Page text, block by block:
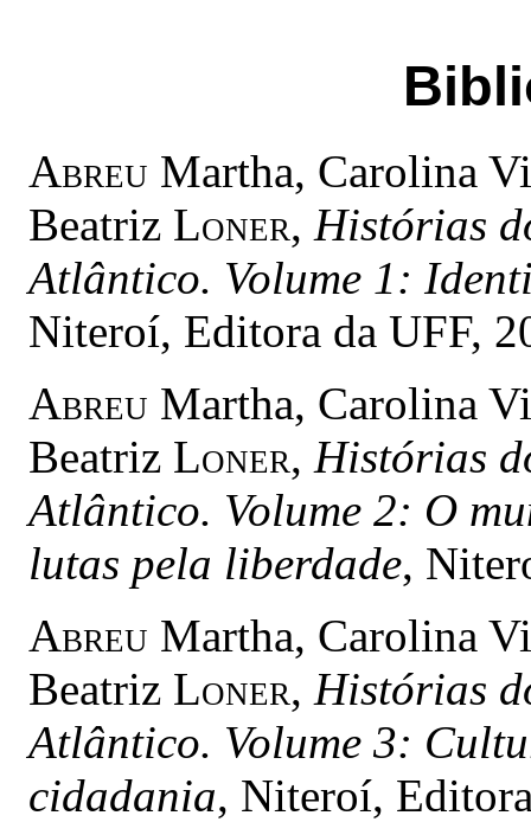
Abreu Martha, Carolina
Beatriz Loner, Histórias
Atlântico. Volume 1:
Niteroí, Editora da UFF,
Abreu Martha, Carolina
Beatriz Loner, Histórias
Atlântico. Volume 2: O
lutas pela liberdade,
Abreu Martha, Carolina
Beatriz Loner, Histórias
Atlântico. Volume 3:
cidadania, Niteroí,